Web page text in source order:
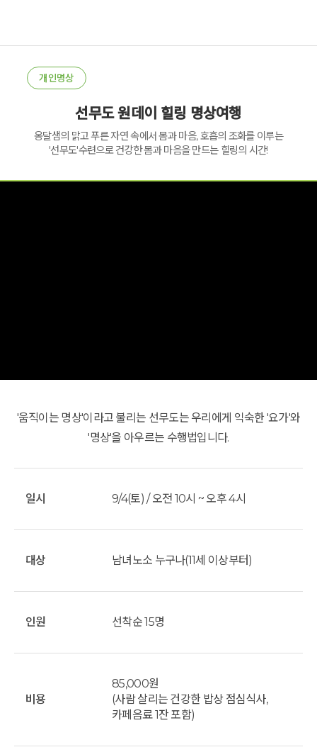
개인명상
선무도 원데이 힐링 명상여행
옹달샘의 맑고 푸른 자연 속에서 몸과 마음, 호흡의 조화를 이루는
'선무도'수련으로 건강한 몸과 마음을 만드는 힐링의 시간!
'움직이는 명상'이라고 불리는 선무도는 우리에게 익숙한 '요가'와
'명상'을 아우르는 수행법입니다.
일시 9/4(토) / 오전 10시 ~ 오후 4시
대상 남녀노소 누구나(11세 이상부터)
인원 선착순 15명
비용
85,000원
(사람 살리는 건강한 밥상 점심식사,
카페음료 1잔 포함)